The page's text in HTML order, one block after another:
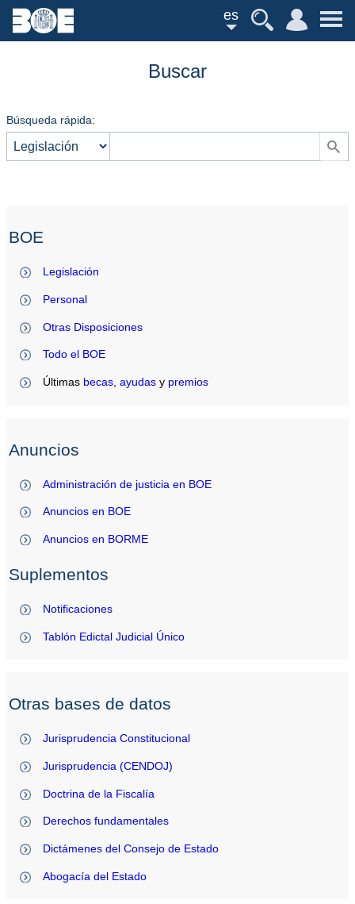
es
Buscar
Búsqueda rápida:
BOE
Legislación
Personal
Otras Disposiciones
Todo el BOE
Últimas becas ,ayudas y premios
Anuncios
Administración de justicia en BOE
Anuncios en BOE
Anuncios en BORME
Suplementos
Notificaciones
Tablón Edictal Judicial Único
Otras bases de datos
Jurisprudencia Constitucional
Jurisprudencia (CENDOJ)
Doctrina de la Fiscalía
Derechos fundamentales
Dictámenes del Consejo de Estado
Abogacía del Estado